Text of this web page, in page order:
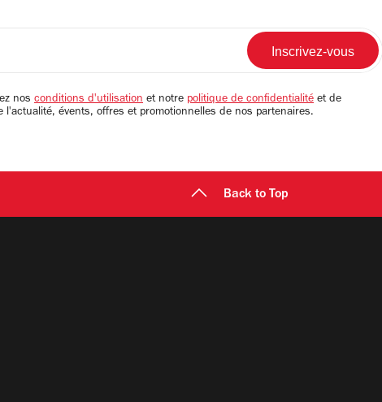
nos conditions d'utilisation et notre politique de confidentialité et de
l'actualité, évents, offres et promotionnelles de nos partenaires.
Back to Top